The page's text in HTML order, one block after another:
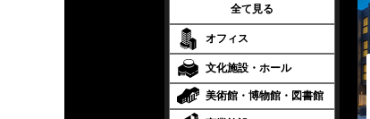
全て見る
オフィス
文化施設・ホール
美術館・博物館・図書館